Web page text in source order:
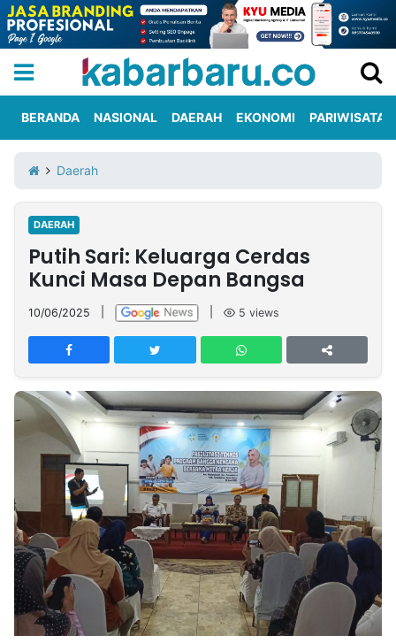
Iklan
Berita
Kami
Nasional
International
Olahraga
Entertainment
Daerah
Pariwisata
Kuliner
Kolom
Network
PT
TREETAN
MULTIMEDIA
INDONESIA
Partner
Insight
NTB
Suara
Time
Lens
IDN
Daily
Jogja
Jalan
Rakyat
Idealita
News
Kita
Notice
Dinamikapost.com
Radar
Baru
Seedbacklink
Follow
Kabarbaru
BERANDA NASIONAL DAERAH EKONOMI PARIWISATA
Daerah
DAERAH
Putih Sari: Keluarga Cerdas
Kunci Masa Depan Bangsa
10/06/2025 5 views